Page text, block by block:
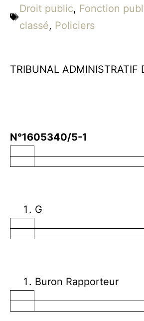
Droit public, Fonction
classé, Policiers
TRIBUNAL ADMINISTRATIF
N°1605340/5-1
G
Buron Rapporteur